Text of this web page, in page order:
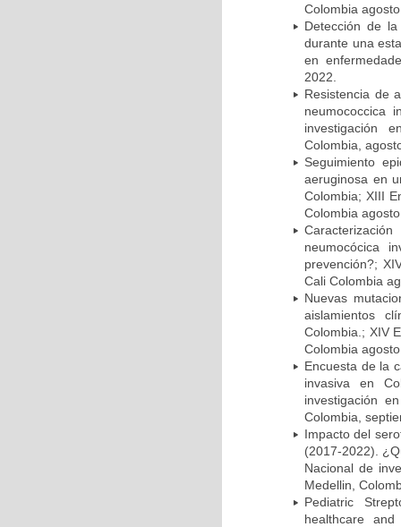
Colombia
Detección de
durante una
en
2022.
Resistencia de
neumococcica
investigación
Colombia,
Seguimiento
aeruginosa en
Colombia; XIII
Colombia
neumocócica
prevención?;
Cali Colombia
Nuevas
aislamientos
Colombia.; XIV
Colombia
Encuesta de la
invasiva en
investigación
Colombia,
Impacto del
(2017-2022).
Nacional de
Medellin,
Pediatric
healthcare and